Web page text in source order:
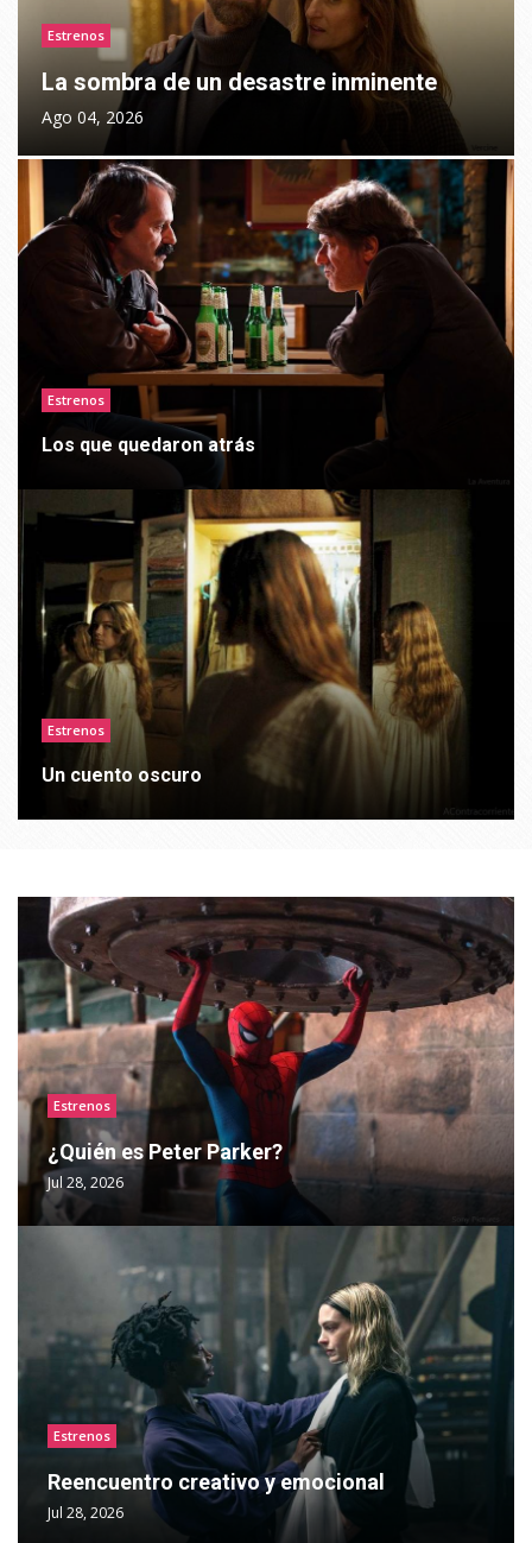
Estrenos
La sombra de un desastre inminente
Ago 04, 2026
Estrenos
Los que quedaron atrás
Estrenos
Un cuento oscuro
Estrenos
¿Quién es Peter Parker?
Jul 28, 2026
Estrenos
Reencuentro creativo y emocional
Jul 28, 2026